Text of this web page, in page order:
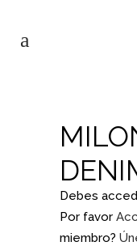
Debes
Por favor
miembro?